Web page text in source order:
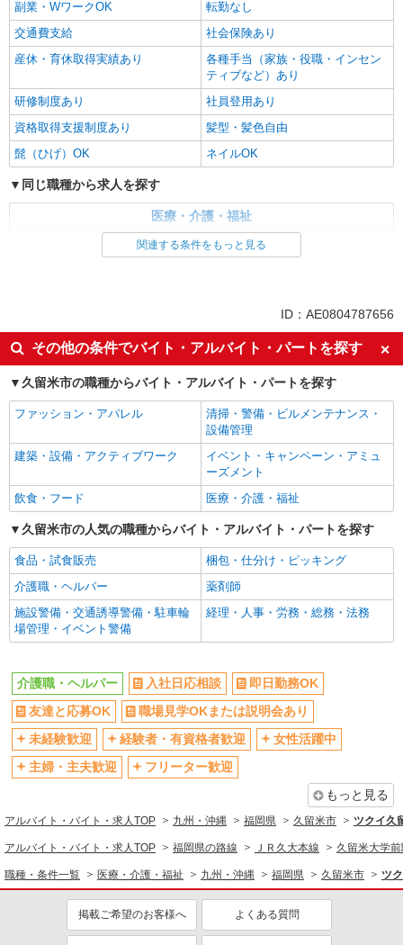
副業・WワークOK
転勤なし
交通費支給
社会保険あり
産休・育休取得実績あり
各種手当（家族・役職・インセン
ティブなど）あり
研修制度あり
社員登用あり
資格取得支援制度あり
髪型・髪色自由
髭（ひげ）OK
ネイルOK
同じ職種から求人を探す
医療・介護・福祉
副業・WワークOK
交通費支給
社会保険あり
産休・育休取得実績あり
社員登用あり
関連する条件をもっと見る
ID：AE0804787656
その他の条件でバイト・アルバイト・パートを探す
久留米市の職種からバイト・アルバイト・パートを探す
ファッション・アパレル
清掃・警備・ビルメンテナンス・
設備管理
建築・設備・アクティブワーク
イベント・キャンペーン・アミュ
ーズメント
飲食・フード
医療・介護・福祉
久留米市の人気の職種からバイト・アルバイト・パートを探す
食品・試食販売
梱包・仕分け・ピッキング
介護職・ヘルパー
薬剤師
施設警備・交通誘導警備・駐車輪
場管理・イベント警備
経理・人事・労務・総務・法務
介護職・ヘルパー 入社日応相談
即日勤務OK
友達と応募OK
職場見学OKまたは説明会あり
未経験歓迎
経験者・有資格者歓迎
女性活躍中
主婦・主夫歓迎
フリーター歓迎
もっと見る
アルバイト・バイト・求人TOP 九州・沖縄 福岡県 久留米市 ツクイ久
アルバイト・バイト・求人TOP 福岡県の路線 ＪＲ久大本線 久留米大学
職種・条件一覧 医療・介護・福祉 九州・沖縄 福岡県 久留米市 ツ
掲載ご希望のお客様へ よくある質問